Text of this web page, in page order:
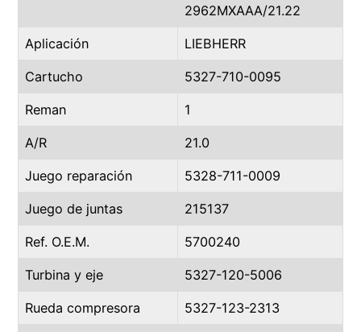
2962MXAAA/21.22
Aplicación LIEBHERR
Cartucho 5327-710-0095
Reman 1
A/R 21.0
Juego reparación 5328-711-0009
Juego de juntas 215137
Ref. O.E.M. 5700240
Turbina y eje 5327-120-5006
Rueda compresora 5327-123-2313